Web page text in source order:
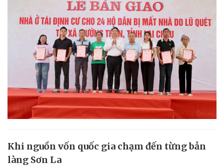
Khi nguồn vốn quốc gia chạm đến từng bản
làng Sơn La